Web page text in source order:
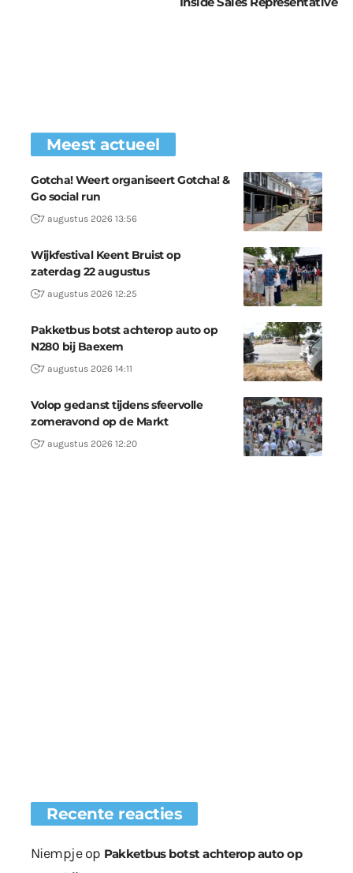
Meest actueel
Gotcha! Weert organiseert Gotcha! &
Go social run
7 augustus 2026 13:56
Wijkfestival Keent Bruist op
zaterdag 22 augustus
7 augustus 2026 12:25
Pakketbus botst achterop auto op
N280 bij Baexem
7 augustus 2026 14:11
Volop gedanst tijdens sfeervolle
zomeravond op de Markt
7 augustus 2026 12:20
Recente reacties
Niempjeop Pakketbus botst achterop auto op